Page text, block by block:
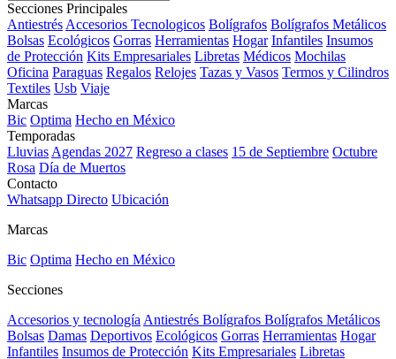
Secciones Principales
Antiestrés Accesorios Tecnologicos Bolígrafos Bolígrafos Metálicos
Bolsas Ecológicos Gorras Herramientas Hogar Infantiles Insumos
de Protección Kits Empresariales Libretas Médicos Mochilas
Oficina Paraguas Regalos Relojes Tazas y Vasos Termos y Cilindros
Textiles Usb Viaje
Marcas
Bic Optima Hecho en México
Temporadas
Lluvias Agendas 2027 Regreso a clases 15 de Septiembre Octubre
Rosa Día de Muertos
Contacto
Whatsapp Directo Ubicación
Marcas
Bic Optima Hecho en México
Secciones
Accesorios y tecnología Antiestrés Bolígrafos Bolígrafos Metálicos
Bolsas Damas Deportivos Ecológicos Gorras Herramientas Hogar
Infantiles Insumos de Protección Kits Empresariales Libretas